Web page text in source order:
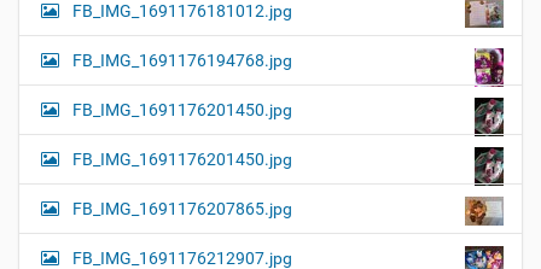
FB_IMG_1691176181012.jpg
FB_IMG_1691176194768.jpg
FB_IMG_1691176201450.jpg
FB_IMG_1691176201450.jpg
FB_IMG_1691176207865.jpg
FB_IMG_1691176212907.jpg